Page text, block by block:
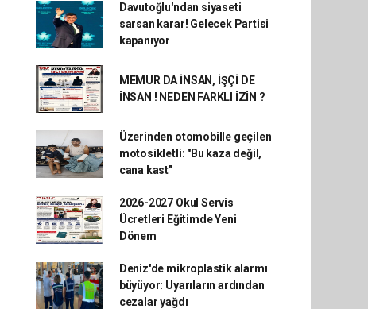
Davutoğlu'ndan siyaseti
sarsan karar! Gelecek Partisi
kapanıyor
MEMUR DA İNSAN, İŞÇİ DE
İNSAN ! NEDEN FARKLI İZİN ?
Üzerinden otomobille geçilen
motosikletli: "Bu kaza değil,
cana kast"
2026-2027 Okul Servis
Ücretleri Eğitimde Yeni
Dönem
Deniz'de mikroplastik alarmı
büyüyor: Uyarıların ardından
cezalar yağdı